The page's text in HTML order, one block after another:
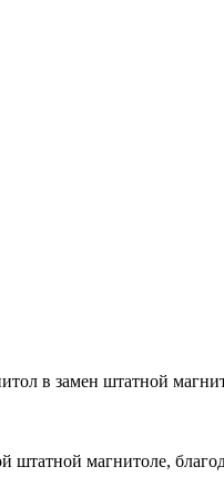
в замен штатной
штатной магнитоле,